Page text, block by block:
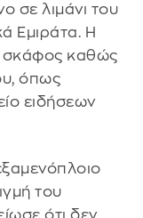
σε λιμάνι του
Εμιράτα. Η
σκάφος καθώς
όπως
ειδήσεων
του